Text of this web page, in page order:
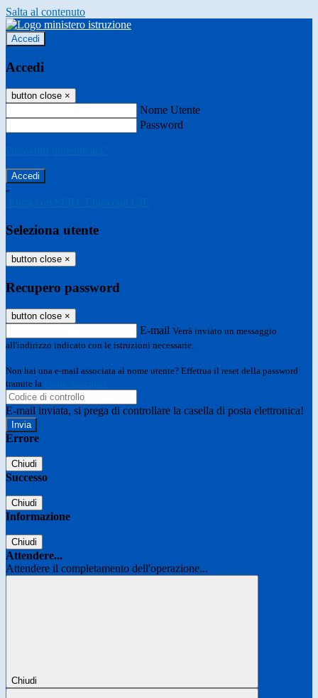
Salta al contenuto
Accedi
Accedi
button close ×
Nome Utente
Password
-
Seleziona utente
button close ×
Recupero password
button close ×
E-mail Verrà inviato un messaggio
all'indirizzo indicato con le istruzioni necessarie.
Non hai una e-mail associata al nome utente? Effettua il reset della password
tramite la
E-mail inviata, si prega di controllare la casella di posta elettronica!
Errore
Chiudi
Successo
Chiudi
Informazione
Chiudi
Attendere...
Attendere il completamento dell'operazione...
Chiudi